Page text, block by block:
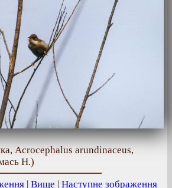
Acrocephalus arundinaceus,
Н.)
| Вище | Наступне зображення